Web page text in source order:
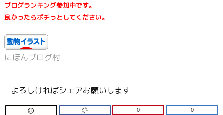
ブログランキング参加中です。
良かったらポチっとしてください。
にほんブログ村
よろしければシェアお願いします
 0 0